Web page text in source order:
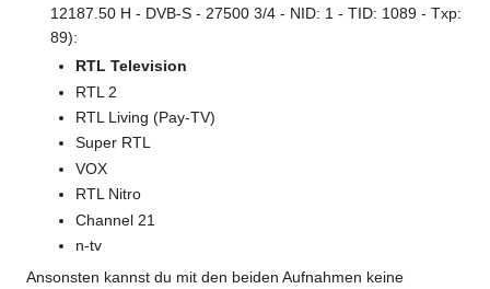
12187.50 H - DVB-S - 27500 3/4 - NID: 1 - TID: 1089 - Txp:
89):
RTL Television
RTL 2
RTL Living (Pay-TV)
Super RTL
VOX
RTL Nitro
Channel 21
n-tv
Ansonsten kannst du mit den beiden Aufnahmen keine